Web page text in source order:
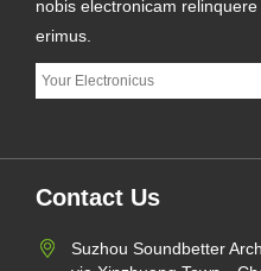
nobis electronicam
erimus.
Contact Us
Suzhou Soundbetter